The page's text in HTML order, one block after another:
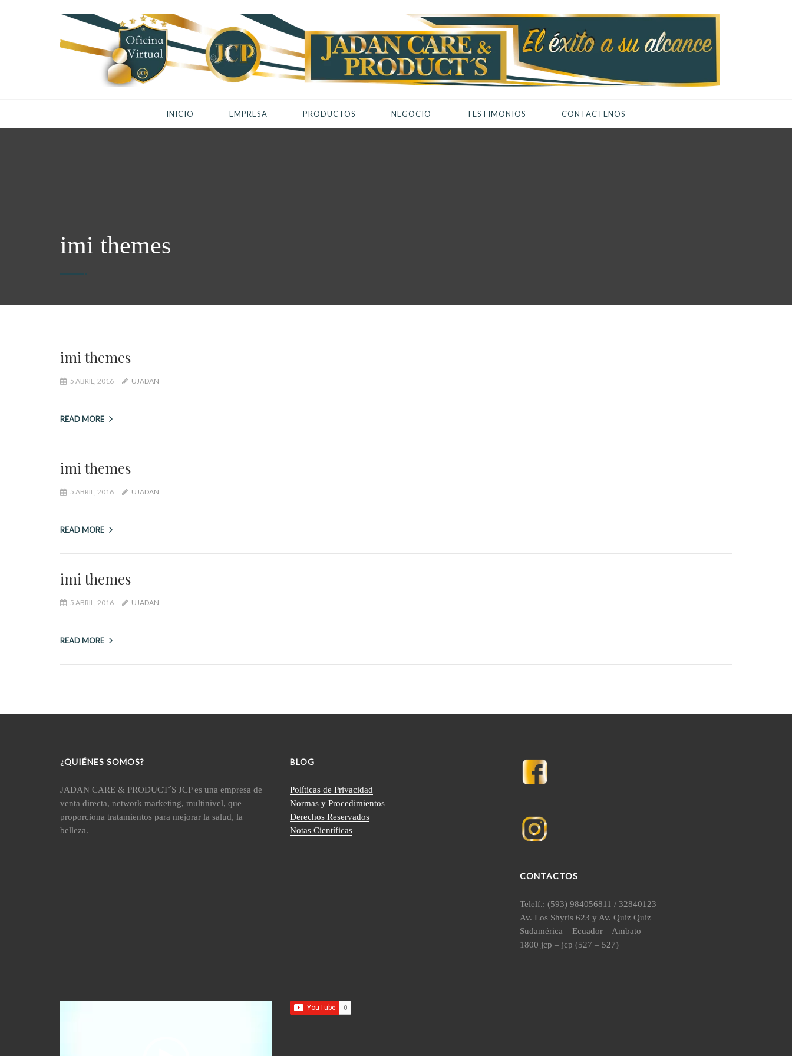
INICIO EMPRESA PRODUCTOS NEGOCIO TESTIMONIOS CONTACTENOS
imi themes
imi themes
5 ABRIL, 2016 UJADAN
READ MORE
imi themes
5 ABRIL, 2016 UJADAN
READ MORE
imi themes
5 ABRIL, 2016 UJADAN
READ MORE
¿QUIÉNES SOMOS?
JADAN CARE & PRODUCT´S JCP es una empresa de
venta directa, network marketing, multinivel, que
proporciona tratamientos para mejorar la salud, la
belleza.
BLOG
Políticas de Privacidad
Normas y Procedimientos
Derechos Reservados
Notas Científicas
CONTACTOS
Telelf.: (593) 984056811 / 32840123
Av. Los Shyris 623 y Av. Quiz Quiz
Sudamérica – Ecuador – Ambato
1800 jcp – jcp (527 – 527)